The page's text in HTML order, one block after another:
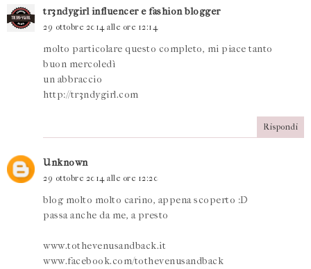
tr3ndygirl influencer e fashion blogger
29 ottobre 2014 alle ore 12:14
molto particolare questo completo, mi piace tanto
buon mercoledì
un abbraccio
http://tr3ndygirl.com
Rispondi
Unknown
29 ottobre 2014 alle ore 12:20
blog molto molto carino, appena scoperto :D
passa anche da me, a presto
www.tothevenusandback.it
www.facebook.com/tothevenusandback